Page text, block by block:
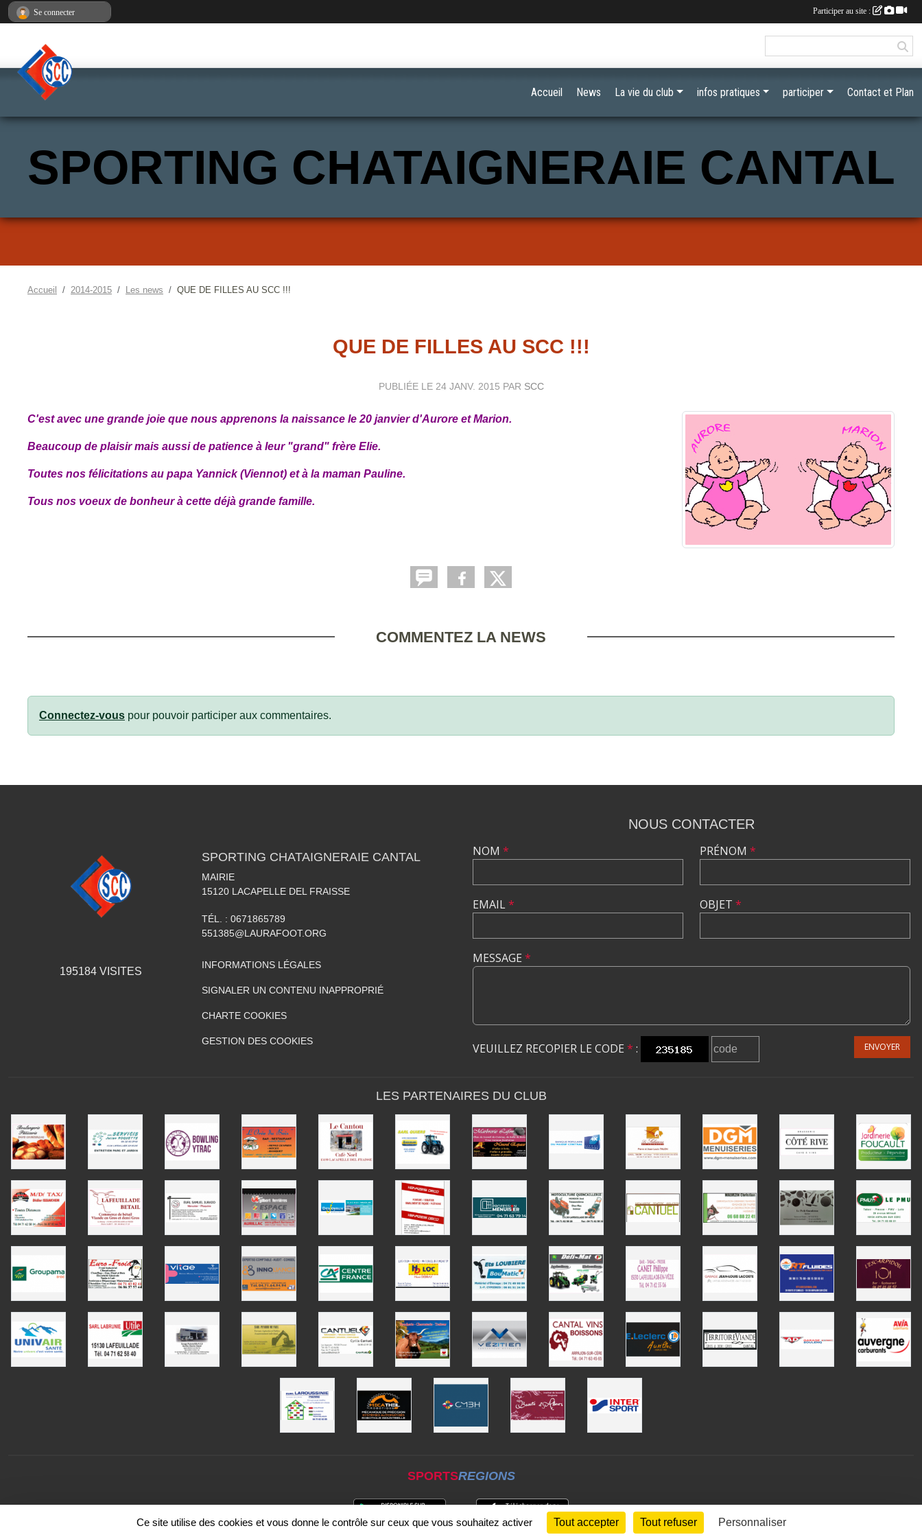
SPORTING CHATAIGNERAIE CANTAL
Accueil 2014-2015 Les news QUE DE FILLES AU SCC !!!
QUE DE FILLES AU SCC !!!
PUBLIÉE LE 24 JANV. 2015 PAR SCC
C'est avec une grande joie que nous apprenons la naissance le 20 janvier d'Aurore et Marion.
Beaucoup de plaisir mais aussi de patience à leur "grand" frère Elie.
Toutes nos félicitations au papa Yannick (Viennot) et à la maman Pauline.
Tous nos voeux de bonheur à cette déjà grande famille.
COMMENTEZ LA NEWS
Connectez-vous pour pouvoir participer aux commentaires.
Accueil News La vie du club infos pratiques participer Contact et Plan
195184 VISITES
SPORTING CHATAIGNERAIE CANTAL
MAIRIE
15120 LACAPELLE DEL FRAISSE
TÉL. : 0671865789
551385@LAURAFOOT.ORG
INFORMATIONS LÉGALES
SIGNALER UN CONTENU INAPPROPRIÉ
CHARTE COOKIES
GESTION DES COOKIES
NOUS CONTACTER
NOM *
EMAIL*
PRÉNOM *
OBJET *
MESSAGE *
VEUILLEZ RECOPIER LE CODE * : ENVOYER
LES PARTENAIRES DU CLUB
SPORTSREGIONS
Se connecter Participer au site :
Panneau de gestion des cookies
Ce site utilise des cookies et vous donne le contrôle sur ceux que vous souhaitez activer Tout accepter Tout refuser Personnaliser